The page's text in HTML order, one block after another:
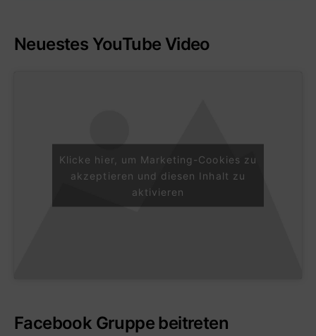
Neuestes YouTube Video
Klicke hier, um Marketing-Cookies zu
akzeptieren und diesen Inhalt zu
aktivieren
Facebook Gruppe beitreten